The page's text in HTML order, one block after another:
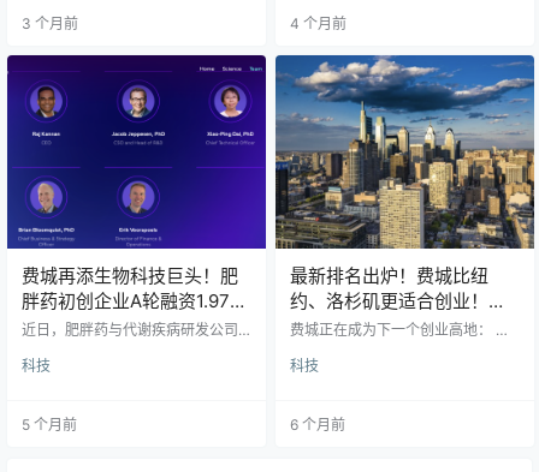
大规模裁员。 Meta CEO Mark Zuc
ya Nadella Getty Images | Reuters
但更值得关注的是：这可能只是开
始。 一边疯狂…
3 个月前
城，这一天已经来了！ 近日，Uber
City）推出自动送餐机器人服务，这
标志着短途城市配送进入了一个全
新的科技时代。对于生活在市中心
的人来说，交通拥堵、停车难、外
卖延误……这些烦恼可能…
4 个月前
费城再添生物科技巨头！肥
胖药初创企业A轮融资1.97亿
美元，总部从丹麦迁至费
近日，肥胖药与代谢疾病研发公司 A
成 1.97亿美元A轮融资，用于开发下
企业的最大风险投资纪录，也标志
科技
5 个月前
最新排名出炉！费城比纽
约、洛杉矶更适合创业！
Shark Tank连续两年到访！
费城正在成为下一个创业高地： 不
也连续两年回来了！ Photo by Davi
放缓、估值回调、资本更谨慎。但
科技
6 个月前